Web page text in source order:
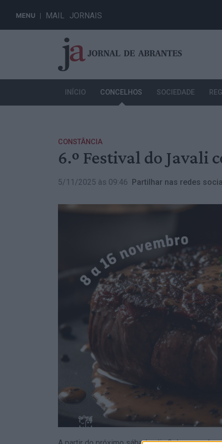
MENU MAIL JORNAIS
INÍCIO CONCELHOS SOCIEDADE
CONSTÂNCIA
6.º Festival do Javali
5/11/2025 às 09:46 Partilhar nas redes